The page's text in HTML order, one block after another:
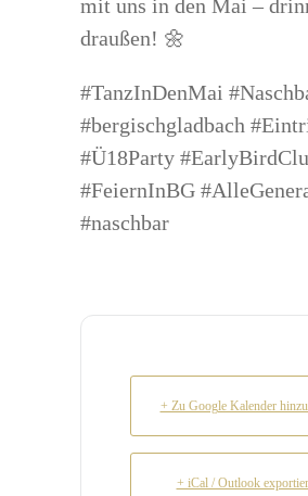
mit uns in den Mai –
draußen! 🌼
#TanzInDenMai
#bergischgladbach
#Ü18Party
#FeiernInBG
#naschbar
+ Zu Google Kalender
+ iCal / Outlook